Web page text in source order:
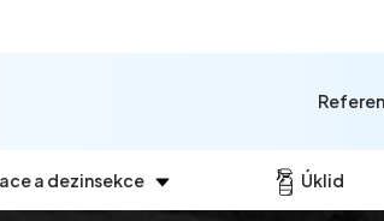
a dezinsekce Úklid